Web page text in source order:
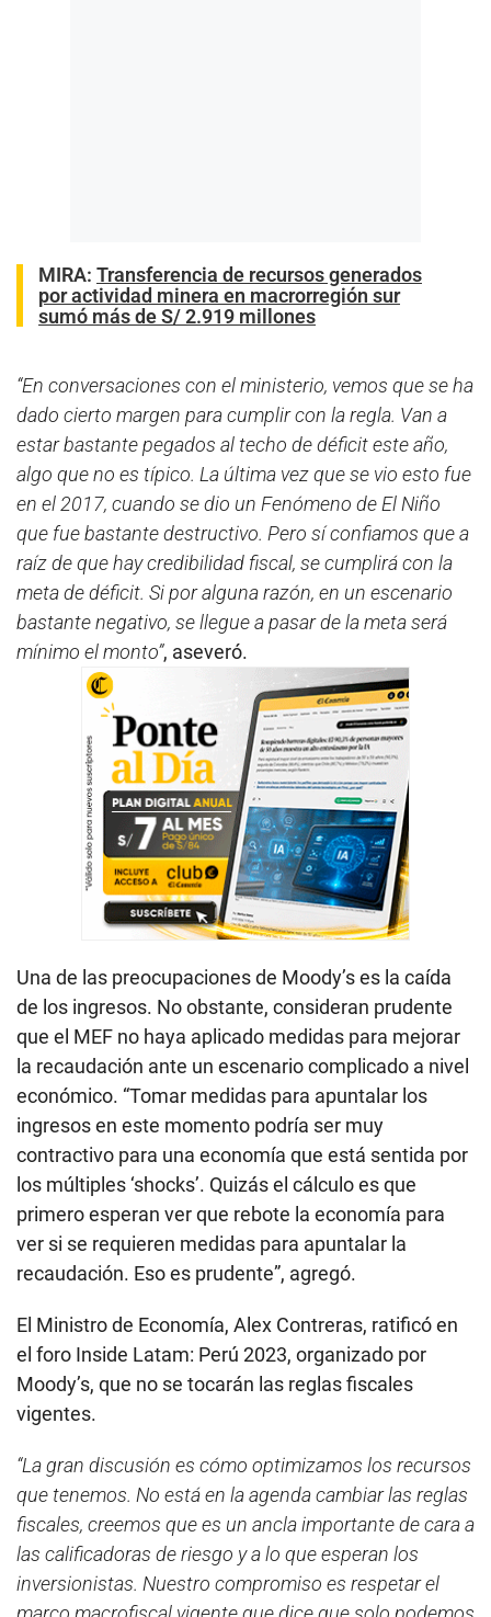
MIRA: Transferencia de recursos generados
por actividad minera en macrorregión sur
sumó más de S/ 2.919 millones
“En conversaciones con el ministerio, vemos que se ha
dado cierto margen para cumplir con la regla. Van a
estar bastante pegados al techo de déficit este año,
algo que no es típico. La última vez que se vio esto fue
en el 2017, cuando se dio un Fenómeno de El Niño
que fue bastante destructivo. Pero sí confiamos que a
raíz de que hay credibilidad fiscal, se cumplirá con la
meta de déficit. Si por alguna razón, en un escenario
bastante negativo, se llegue a pasar de la meta será
mínimo el monto”, aseveró.
Una de las preocupaciones de Moody’s es la caída
de los ingresos. No obstante, consideran prudente
que el MEF no haya aplicado medidas para mejorar
la recaudación ante un escenario complicado a nivel
económico. “Tomar medidas para apuntalar los
ingresos en este momento podría ser muy
contractivo para una economía que está sentida por
los múltiples ‘shocks’. Quizás el cálculo es que
primero esperan ver que rebote la economía para
ver si se requieren medidas para apuntalar la
recaudación. Eso es prudente”, agregó.
El Ministro de Economía, Alex Contreras, ratificó en
el foro Inside Latam: Perú 2023, organizado por
Moody’s, que no se tocarán las reglas fiscales
vigentes.
“La gran discusión es cómo optimizamos los recursos
que tenemos. No está en la agenda cambiar las reglas
fiscales, creemos que es un ancla importante de cara a
las calificadoras de riesgo y a lo que esperan los
inversionistas. Nuestro compromiso es respetar el